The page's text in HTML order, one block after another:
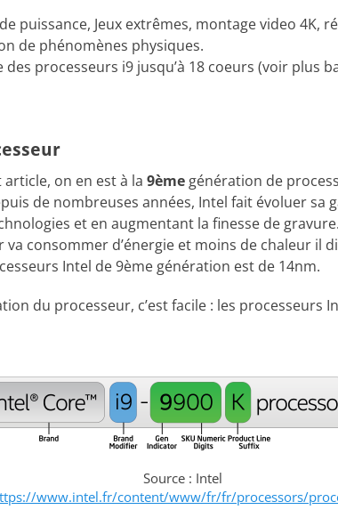
puissance, Jeux extrêmes, montage video 4K,
de phénomènes physiques.
des processeurs i9 jusqu’à 18 coeurs (voir plus
on en est à la 9ème génération de
de nombreuses années, Intel fait évoluer sa
et en augmentant la finesse de
consommer d’énergie et moins de chaleur il
Intel de 9ème génération est de 14nm.
du processeur, c’est facile : les processeurs
Source : Intel
www.intel.fr/content/www/fr/fr/processors/